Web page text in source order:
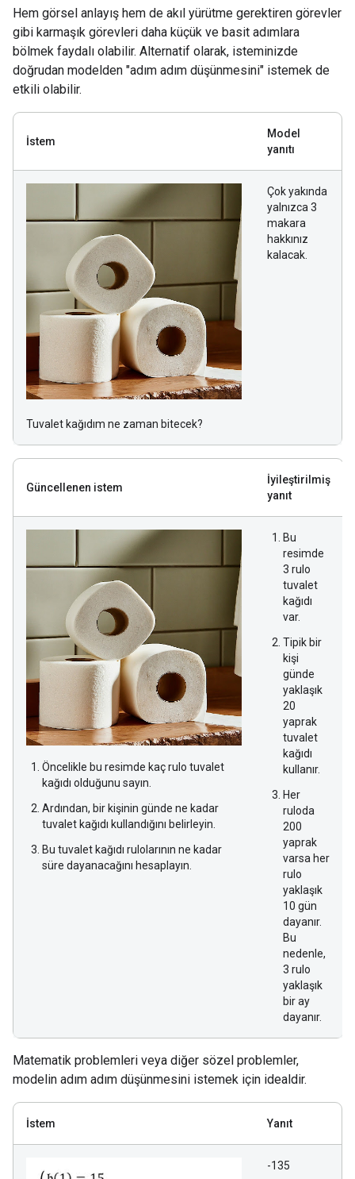
Hem görsel anlayış hem de akıl yürütme gerektiren görevler
gibi karmaşık görevleri daha küçük ve basit adımlara
bölmek faydalı olabilir. Alternatif olarak, isteminizde
doğrudan modelden "adım adım düşünmesini" istemek de
etkili olabilir.
İstem
Model
yanıtı
Tuvalet kağıdım ne zaman bitecek?
Çok yakında
yalnızca 3
makara
hakkınız
kalacak.
Güncellenen istem
İyileştirilmiş
yanıt
Öncelikle bu resimde kaç rulo tuvalet
kağıdı olduğunu sayın.
Ardından, bir kişinin günde ne kadar
tuvalet kağıdı kullandığını belirleyin.
Bu tuvalet kağıdı rulolarının ne kadar
süre dayanacağını hesaplayın.
Bu
resimde
3 rulo
tuvalet
kağıdı
var.
Tipik bir
kişi
günde
yaklaşık
20
yaprak
tuvalet
kağıdı
kullanır.
Her
ruloda
200
yaprak
varsa her
rulo
yaklaşık
10 gün
dayanır.
Bu
nedenle,
3 rulo
yaklaşık
bir ay
dayanır.
Matematik problemleri veya diğer sözel problemler,
modelin adım adım düşünmesini istemek için idealdir.
İstem Yanıt
-135